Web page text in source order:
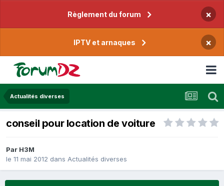
Règlement du forum ×
IPTV et arnaques ×
Actualités diverses
conseil pour location de voiture
Par H3M
le 11 mai 2012 dans Actualités diverses